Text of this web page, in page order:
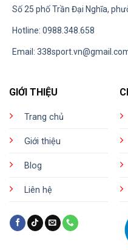
Số 25 phố Trần Đại Nghĩa,
Hotline: 0988.348.658
Email:
GIỚI THIỆU
Trang chủ
Giới thiệu
Blog
Liên hệ